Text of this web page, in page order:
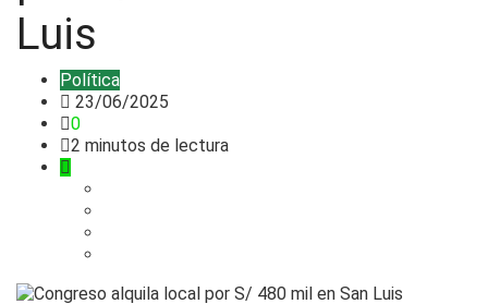
Luis
Política
23/06/2025
0
2 minutos de lectura